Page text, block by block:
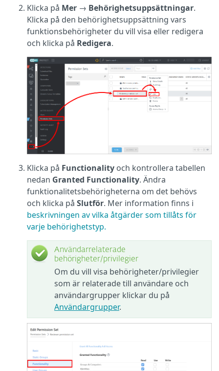
Klicka på Mer → Behörighetsuppsättningar.
Klicka på den behörighetsuppsättning vars
funktionsbehörigheter du vill visa eller redigera
och klicka på Redigera.
Klicka på Functionality och kontrollera tabellen
nedan Granted Functionality. Ändra
funktionalitetsbehörigheterna om det behövs
och klicka på Slutför. Mer information finns i
beskrivningen av vilka åtgärder som tillåts för
varje behörighetstyp.
Användarrelaterade
behörigheter/privilegier
Om du vill visa behörigheter/privilegier
som är relaterade till användare och
användargrupper klickar du på
Användargrupper.